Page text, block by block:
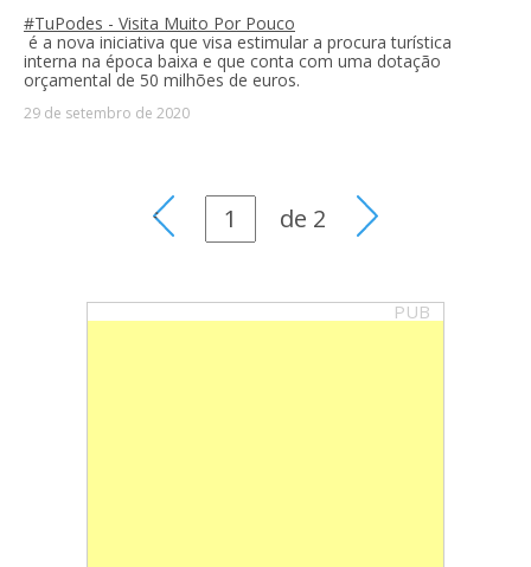
#TuPodes - Visita Muito Por Pouco
é a nova iniciativa que visa estimular a procura turística
interna na época baixa e que conta com uma dotação
orçamental de 50 milhões de euros.
29 de setembro de 2020
de 2
PUB